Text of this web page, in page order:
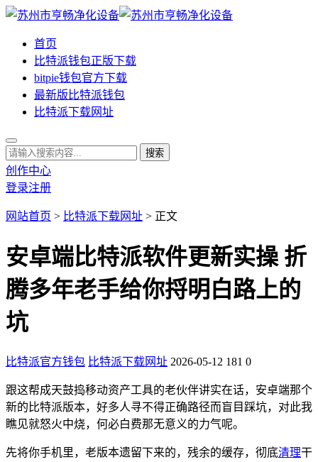
首页
比特派钱包正版下载
bitpie钱包官方下载
最新版比特派钱包
比特派下载网址
创作中心
登录注册
网站首页 > 比特派下载网址 > 正文
安卓端比特派软件更新实操 折
腾多年老手给你捋明白路上的
坑
比特派官方钱包 比特派下载网址 2026-05-12 181 0
跟这帮成天鼓捣移动资产工具的老伙伴讲实在话，安卓端那个
新的比特派版本，好多人寻不得正确路径而盲目踩坑，对此我
瞧见就怒火中烧，何必白费那无意义的力气呢。
先将你手机里，老版本遗留下来的，残余的缓存，彻底清理干